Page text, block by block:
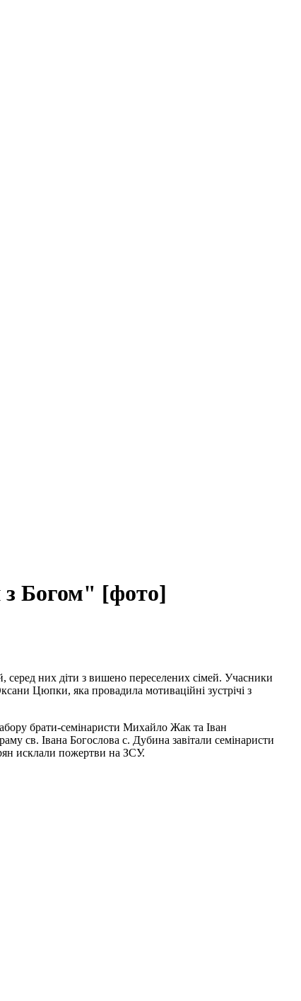
з Богом" [фото]
серед них діти з вишено переселених сімей. Учасники
Цюпки, яка провадила мотиваційні зустрічі з
брати-семінаристи Михайло Жак та Іван
св. Івана Богослова с. Дубина завітали семінаристи
исклали пожертви на ЗСУ.